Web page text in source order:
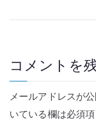
ゲ
ー
シ
コメントを
メールアドレスが
いている欄は必須